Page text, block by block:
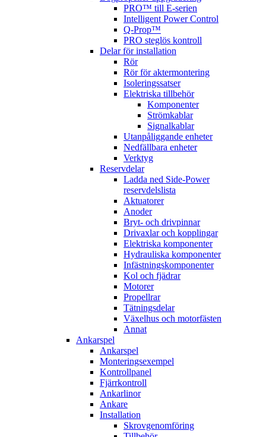
PRO™ till E-serien
Intelligent Power Control
Q-Prop™
PRO steglös kontroll
Delar för installation
Rör
Rör för aktermontering
Isoleringssatser
Elektriska tillbehör
Komponenter
Strömkablar
Signalkablar
Utanpåliggande enheter
Nedfällbara enheter
Verktyg
Reservdelar
Ladda ned Side-Power
reservdelslista
Aktuatorer
Anoder
Bryt- och drivpinnar
Drivaxlar och kopplingar
Elektriska komponenter
Hydrauliska komponenter
Infästningskomponenter
Kol och fjädrar
Motorer
Propellrar
Tätningsdelar
Växelhus och motorfästen
Annat
Ankarspel
Ankarspel
Monteringsexempel
Kontrollpanel
Fjärrkontroll
Ankarlinor
Ankare
Installation
Skrovgenomföring